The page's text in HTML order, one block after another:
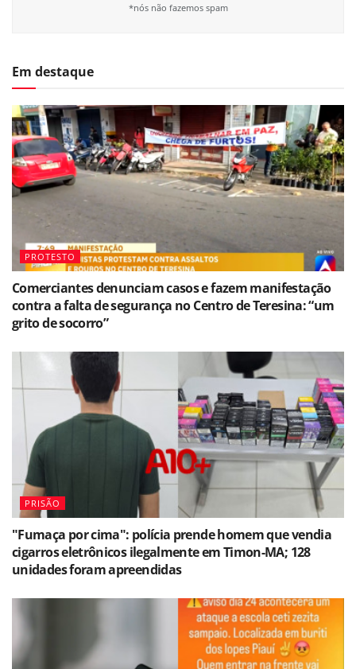
*nós não fazemos spam
Em destaque
PROTESTO
Comerciantes denunciam casos e fazem manifestação
contra a falta de segurança no Centro de Teresina: “um
grito de socorro”
PRISÃO
"Fumaça por cima": polícia prende homem que vendia
cigarros eletrônicos ilegalmente em Timon-MA; 128
unidades foram apreendidas